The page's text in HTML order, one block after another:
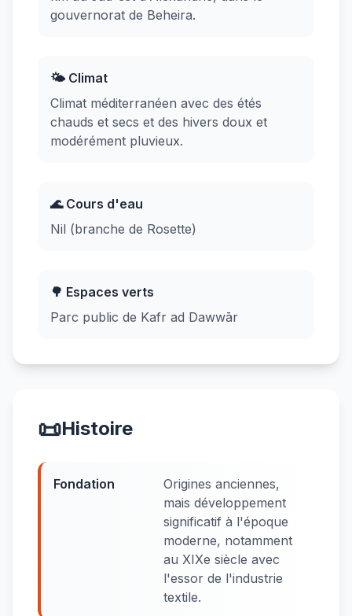
gouvernorat de Beheira.
🌤️ Climat
Climat méditerranéen avec des étés
chauds et secs et des hivers doux et
modérément pluvieux.
🌊 Cours d'eau
Nil (branche de Rosette)
🌳 Espaces verts
Parc public de Kafr ad Dawwār
📜Histoire
Fondation
Origines anciennes,
mais développement
significatif à l'époque
moderne, notamment
au XIXe siècle avec
l'essor de l'industrie
textile.